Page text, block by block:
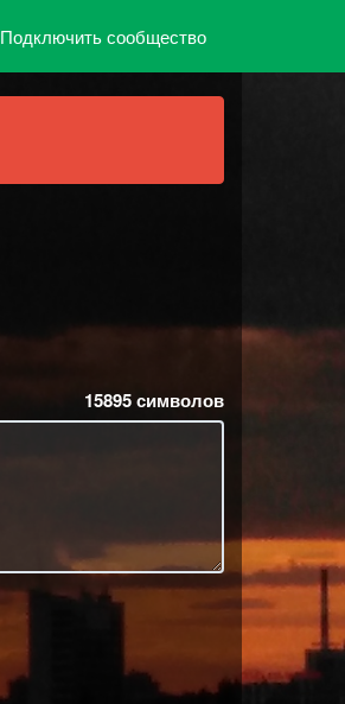
Подключить сообщество
15895символов